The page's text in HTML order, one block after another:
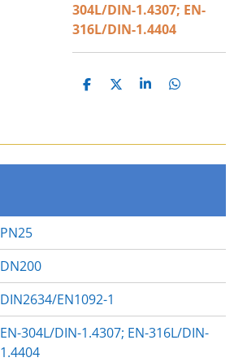
304L/DIN-1.4307; EN-
316L/DIN-1.4404
T
E
T
E
T
E
T
E
PN25
DN200
DIN2634/EN1092-1
EN-304L/DIN-1.4307; EN-316L/DIN-
1.4404